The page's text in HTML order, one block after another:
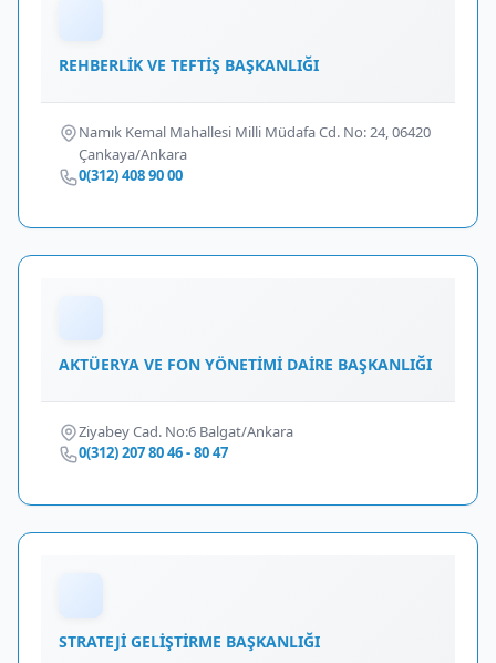
REHBERLİK VE TEFTİŞ BAŞKANLIĞI
Namık Kemal Mahallesi Milli Müdafa Cd. No: 24, 06420
Çankaya/Ankara
0(312) 408 90 00
AKTÜERYA VE FON YÖNETİMİ DAİRE BAŞKANLIĞI
Ziyabey Cad. No:6 Balgat/Ankara
0(312) 207 80 46 - 80 47
STRATEJİ GELİŞTİRME BAŞKANLIĞI